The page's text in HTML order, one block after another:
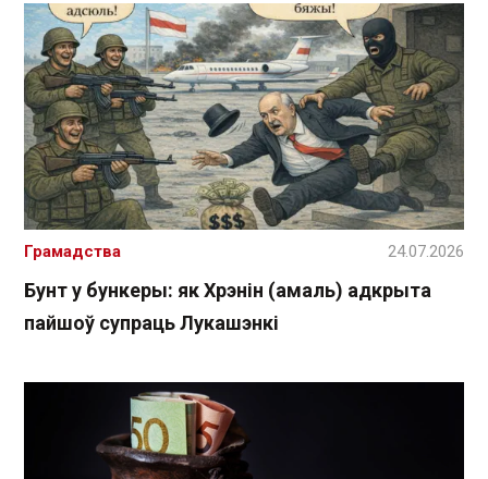
Бунт у бункеры: як Хрэнін (амаль) адкрыта
пайшоў супраць Лукашэнкі
Грамадства 24.07.2026